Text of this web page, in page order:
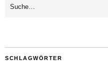
SCHLAGWÖRTER